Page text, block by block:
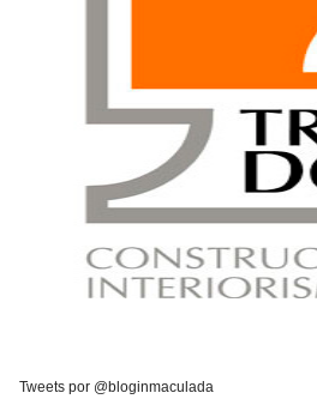
Tweets por @bloginmaculada